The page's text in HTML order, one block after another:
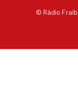
© Rádio